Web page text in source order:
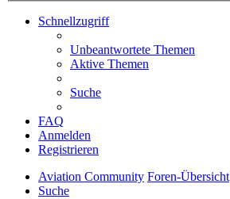
Schnellzugriff
Unbeantwortete Themen
Aktive Themen
Suche
FAQ
Anmelden
Registrieren
Aviation Community Foren-Übersicht
Suche